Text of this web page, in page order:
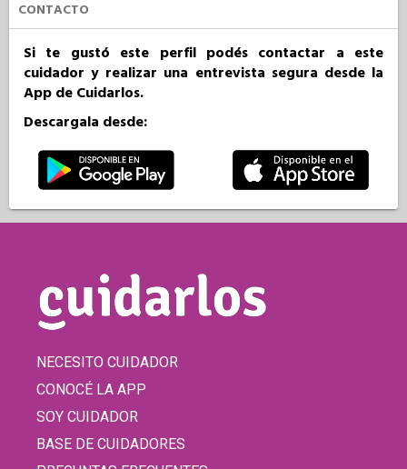
CONTACTO
Si te gustó este perfil podés contactar a este
cuidador y realizar una entrevista segura desde la
App de Cuidarlos.
Descargala desde:
NECESITO CUIDADOR
CONOCÉ LA APP
SOY CUIDADOR
BASE DE CUIDADORES